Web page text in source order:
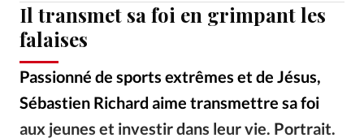
Tous les articles
Faire un don
Emploi
Se connecter
Il transmet sa foi en grimpant les
falaises
Passionné de sports extrêmes et de Jésus,
Sébastien Richard aime transmettre sa foi
aux jeunes et investir dans leur vie. Portrait.
©DR